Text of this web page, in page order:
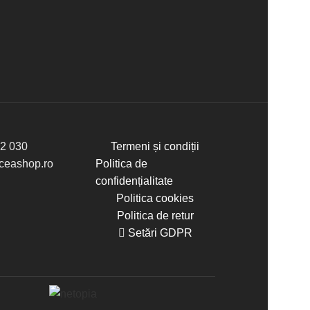
030
Termeni și condiții
Politica de
confidențialitate
Politica cookies
Politica de retur
Setări GDPR